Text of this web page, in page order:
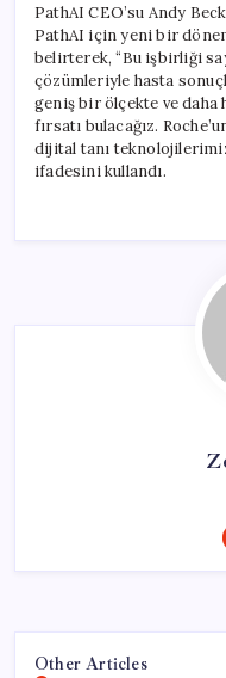
PathAI CEO’su Andy
PathAI için yeni bir
belirterek, “Bu işbirliği
çözümleriyle hasta
geniş bir ölçekte ve daha
fırsatı bulacağız.
dijital tanı
ifadesini kullandı.
Other Articles